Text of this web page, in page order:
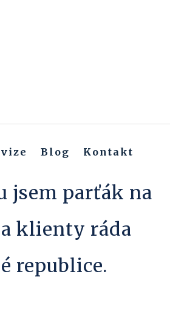
Blog Kontakt
jsem parťák na
klienty ráda
republice.